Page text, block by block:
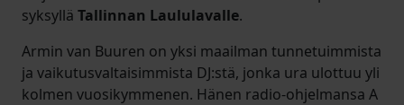
syksyllä Tallinnan Laululavalle.
Armin van Buuren on yksi maailman tunnetuimmista
ja vaikutusvaltaisimmista DJ:stä, jonka ura ulottuu yli
kolmen vuosikymmenen. Hänen radio-ohjelmansa A